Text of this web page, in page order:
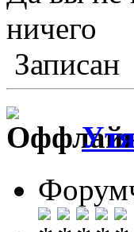
ничего
Записан